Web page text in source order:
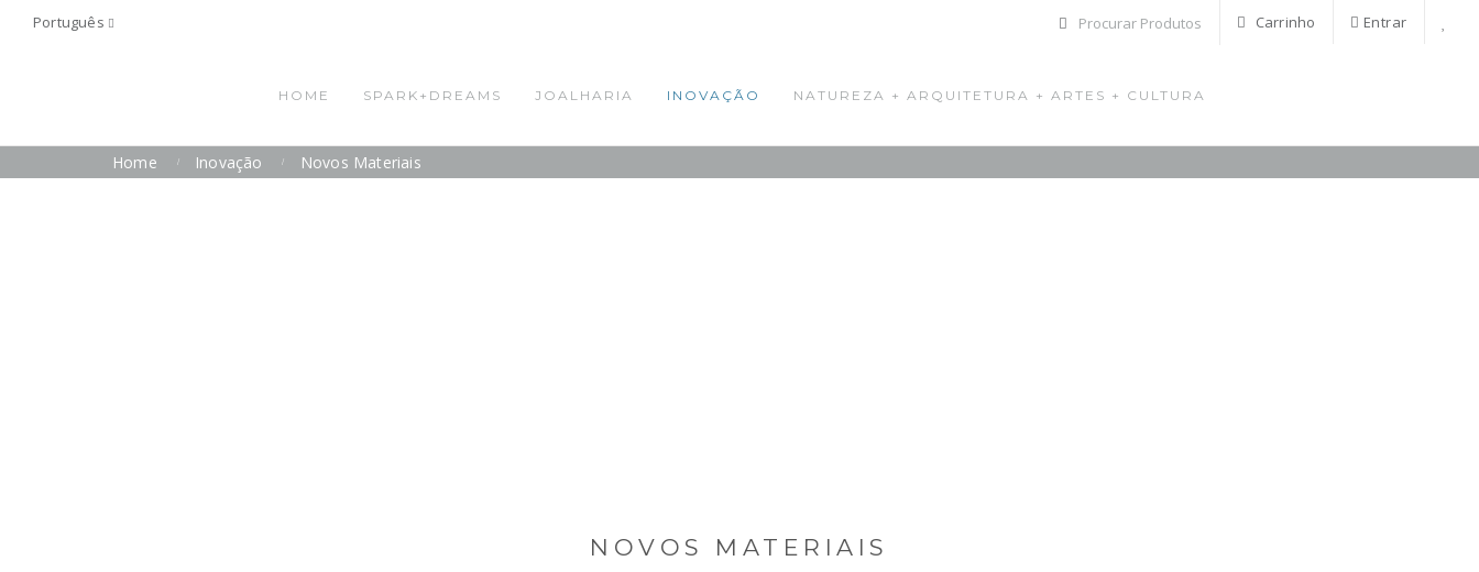
Português Entrar
Carrinho
HOME SPARK+DREAMS JOALHARIA INOVAÇÃO NATUREZA + ARQUITETURA + ARTES + CULTURA
Home Inovação Novos Materiais
NOVOS MATERIAIS